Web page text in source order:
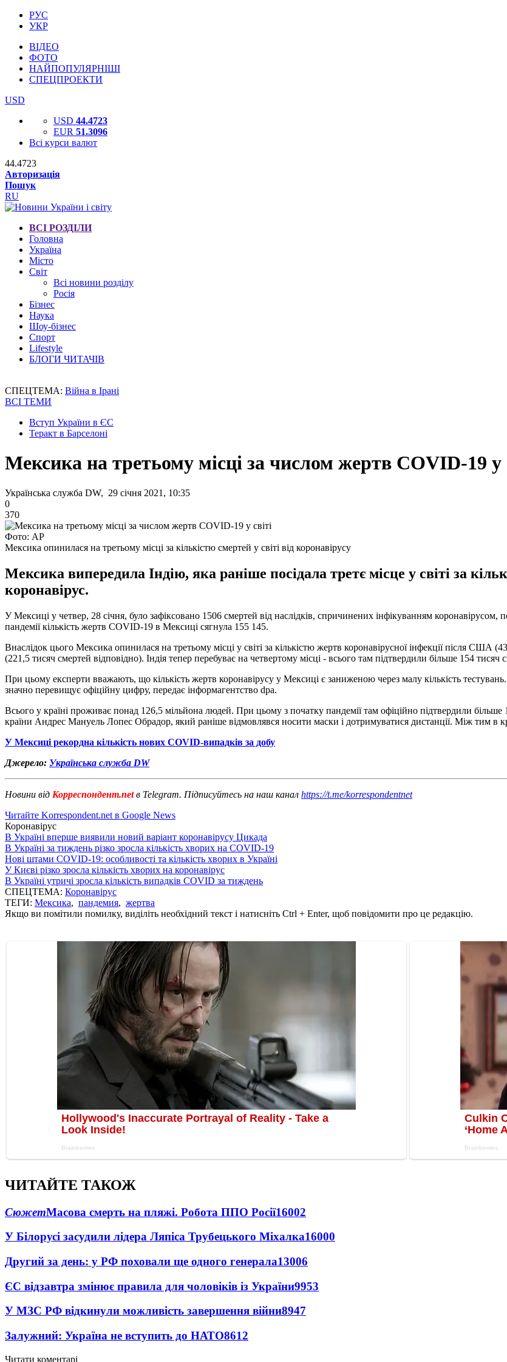
РУС
УКР
ВІДЕО
ФОТО
НАЙПОПУЛЯРНІШІ
СПЕЦПРОЕКТИ
USD
USD 44.4723
EUR 51.3096
Всі курси валют
44.4723
Авторизація
Пошук
RU
ВСІ РОЗДІЛИ
Головна
Україна
Місто
Світ
Всі новини розділу
Росія
Бізнес
Наука
Шоу-бізнес
Спорт
Lifestyle
БЛОГИ ЧИТАЧІВ
СПЕЦТЕМА: Війна в Ірані
ВСІ ТЕМИ
Вступ України в ЄС
Теракт в Барселоні
Мексика на третьому місці за числом жертв CОVID-19 у
Українська служба DW, 29 січня 2021, 10:35
0
370
Фото: АР
Мексика опинилася на третьому місці за кількістю смертей у світі від коронавірусу
Мексика випередила Індію, яка раніше посідала третє місце у світі за
коронавірус.
У Мексиці у четвер, 28 січня, було зафіксовано 1506 смертей від наслідків, спричинених інфікуванням коронавірусом,
пандемії кількість жертв COVID-19 в Мексиці сягнула 155 145.
Внаслідок цього Мексика опинилася на третьому місці у світі за кількістю жертв коронавірусної інфекції після США
(221,5 тисяч смертей відповідно). Індія тепер перебуває на четвертому місці - всього там підтвердили більше 154
При цьому експерти вважають, що кількість жертв коронавірусу у Мексиці є заниженою через малу кількість
значно перевищує офіційну цифру, передає інформагентство dpa.
Всього у країні проживає понад 126,5 мільйона людей. При цьому з початку пандемії там офіційно підтвердили
країни Андрес Мануель Лопес Обрадор, який раніше відмовлявся носити маски і дотримуватися дистанції. Між тим в
У Мексиці рекордна кількість нових COVID-випадків за добу
Джерело: Українська служба DW
Новини від Корреспондент.netв Telegram. Підписуйтесь на наш канал https://t.me/korrespondentnet
Читайте Korrespondent.net в Google News
Коронавірус
В Україні вперше виявили новий варіант коронавірусу Цикада
В Україні за тиждень різко зросла кількість хворих на COVID-19
Нові штами COVID-19: особливості та кількість хворих в Україні
У Києві різко зросла кількість хворих на коронавірус
В Україні утричі зросла кількість випадків COVID за тиждень
СПЕЦТЕМА: Коронавірус
ТЕГИ: Мексика, пандемия, жертва
Якщо ви помітили помилку, виділіть необхідний текст і натисніть Ctrl + Enter, щоб повідомити про це редакцію.
ЧИТАЙТЕ ТАКОЖ
СюжетМасова смерть на пляжі. Робота ППО Росії16002
У Білорусі засудили лідера Ляпіса Трубецького Міхалка16000
Другий за день: у РФ поховали ще одного генерала13006
ЄС відзавтра змінює правила для чоловіків із України9953
У МЗС РФ відкинули можливість завершення війни8947
Залужний: Україна не вступить до НАТО8612
Читати коментарі